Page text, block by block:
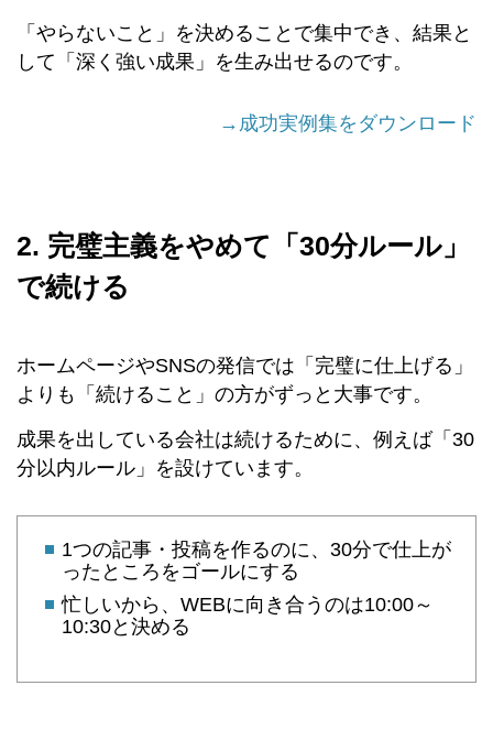
「やらないこと」を決めることで集中でき、結果と
して「深く強い成果」を生み出せるのです。
→成功実例集をダウンロード
2. 完璧主義をやめて「30分ルール」
で続ける
ホームページやSNSの発信では「完璧に仕上げる」
よりも「続けること」の方がずっと大事です。
成果を出している会社は続けるために、例えば「30
分以内ルール」を設けています。
1つの記事・投稿を作るのに、30分で仕上が
ったところをゴールにする
忙しいから、WEBに向き合うのは10:00～
10:30と決める